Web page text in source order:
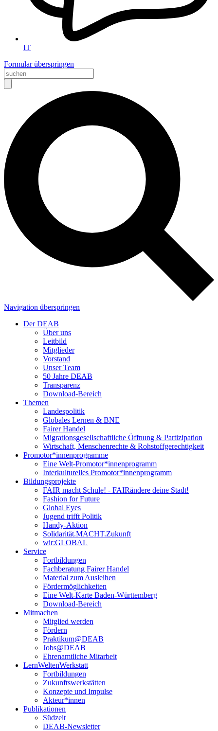
IT
Formular überspringen
Navigation überspringen
Der DEAB
Über uns
Leitbild
Mitglieder
Vorstand
Unser Team
50 Jahre DEAB
Transparenz
Download-Bereich
Themen
Landespolitik
Globales Lernen & BNE
Fairer Handel
Migrationsgesellschaftliche Öffnung & Partizipation
Wirtschaft, Menschenrechte & Rohstoffgerechtigkeit
Promotor*innen­programme
Eine Welt-Promotor*innenprogramm
Interkulturelles Promotor*innenprogramm
Bildungsprojekte
FAIR macht Schule! - FAIRändere deine Stadt!
Fashion for Future
Global Eyes
Jugend trifft Politik
Handy-Aktion
Solidarität.MACHT.Zukunft
wir:GLOBAL
Service
Fortbildungen
Fachberatung Fairer Handel
Material zum Ausleihen
Fördermöglichkeiten
Eine Welt-Karte Baden-Württemberg
Download-Bereich
Mitmachen
Mitglied werden
Fördern
Praktikum@DEAB
Jobs@DEAB
Ehrenamtliche Mitarbeit
LernWeltenWerkstatt
Fortbildungen
Zukunftswerkstätten
Konzepte und Impulse
Akteur*innen
Publikationen
Südzeit
DEAB-Newsletter